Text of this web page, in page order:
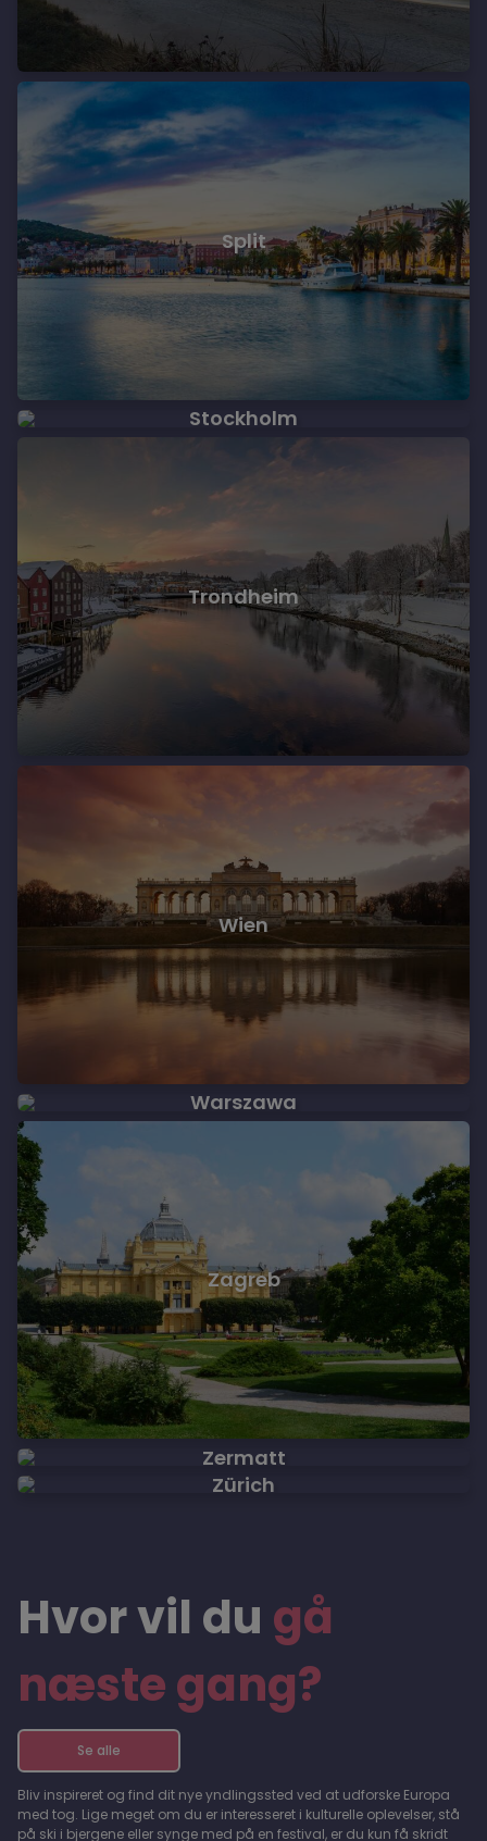
Split
Stockholm
Trondheim
Wien
Warszawa
Zagreb
Zermatt
Zürich
Hvor vil du gå
næste gang?
Se alle
Bliv inspireret og find dit nye yndlingssted ved at udforske Europa
med tog. Lige meget om du er interesseret i kulturelle oplevelser, stå
på ski i bjergene eller synge med på en festival, er du kun få skridt